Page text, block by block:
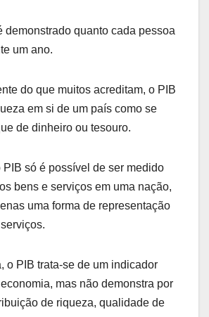
demonstrado quanto cada pessoa
um ano.
do que muitos acreditam, o PIB
em si de um país como se
de dinheiro ou tesouro.
PIB só é possível de ser medido
bens e serviços em uma nação,
uma forma de representação
o PIB trata-se de um indicador
mas não demonstra por
de riqueza, qualidade de